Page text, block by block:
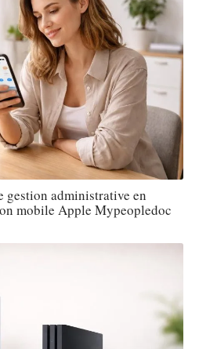
gestion administrative en
mobile Apple Mypeopledoc